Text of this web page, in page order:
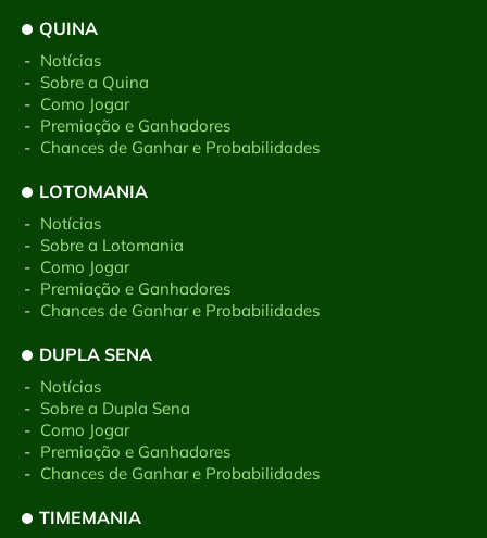
QUINA
- Notícias
- Sobre a Quina
- Como Jogar
- Premiação e Ganhadores
- Chances de Ganhar e Probabilidades
LOTOMANIA
- Notícias
- Sobre a Lotomania
- Como Jogar
- Premiação e Ganhadores
- Chances de Ganhar e Probabilidades
DUPLA SENA
- Notícias
- Sobre a Dupla Sena
- Como Jogar
- Premiação e Ganhadores
- Chances de Ganhar e Probabilidades
TIMEMANIA